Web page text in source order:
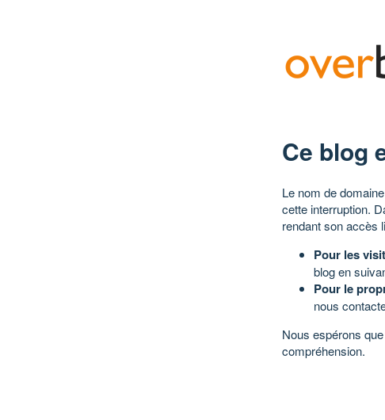
Ce blog
Le nom de
cette interruption.
rendant son accès
Pour les
blog en
Pour le
nous
Nous espérons
compréhension.